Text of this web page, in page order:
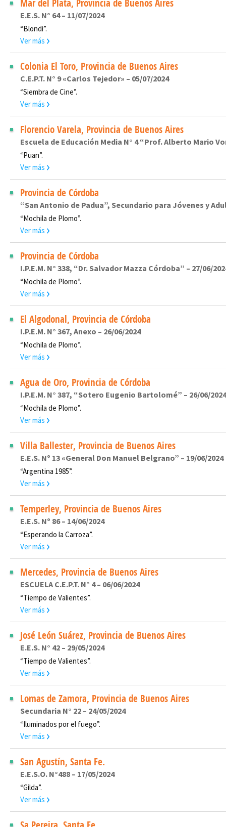
Mar del Plata, Provincia de Buenos Aires
E.E.S. N° 64 – 11/07/2024
“Blondi”.
Ver más
Colonia El Toro, Provincia de Buenos Aires
C.E.P.T. N° 9 «Carlos Tejedor» – 05/07/2024
“Siembra de Cine”.
Ver más
Florencio Varela, Provincia de Buenos Aires
Escuela de Educación Media N° 4 “Prof. Alberto Mario
“Puan”.
Ver más
Provincia de Córdoba
“San Antonio de Padua”, Secundario para Jóvenes y
“Mochila de Plomo”.
Ver más
Provincia de Córdoba
I.P.E.M. N° 338, “Dr. Salvador Mazza Córdoba” – 27/06/
“Mochila de Plomo”.
Ver más
El Algodonal, Provincia de Córdoba
I.P.E.M. N° 367, Anexo – 26/06/2024
“Mochila de Plomo”.
Ver más
Agua de Oro, Provincia de Córdoba
I.P.E.M. N° 387, “Sotero Eugenio Bartolomé” – 26/06/2024
“Mochila de Plomo”.
Ver más
Villa Ballester, Provincia de Buenos Aires
E.E.S. Nº 13 «General Don Manuel Belgrano” – 19/06/2024
“Argentina 1985”.
Ver más
Temperley, Provincia de Buenos Aires
E.E.S. Nº 86 – 14/06/2024
“Esperando la Carroza”.
Ver más
Mercedes, Provincia de Buenos Aires
ESCUELA C.E.P.T. N° 4 – 06/06/2024
“Tiempo de Valientes”.
Ver más
José León Suárez, Provincia de Buenos Aires
E.E.S. N° 42 – 29/05/2024
“Tiempo de Valientes”.
Ver más
Lomas de Zamora, Provincia de Buenos Aires
Secundaria N° 22 – 24/05/2024
“Iluminados por el fuego”.
Ver más
San Agustín, Santa Fe.
E.E.S.O. N°488 – 17/05/2024
“Gilda”.
Ver más